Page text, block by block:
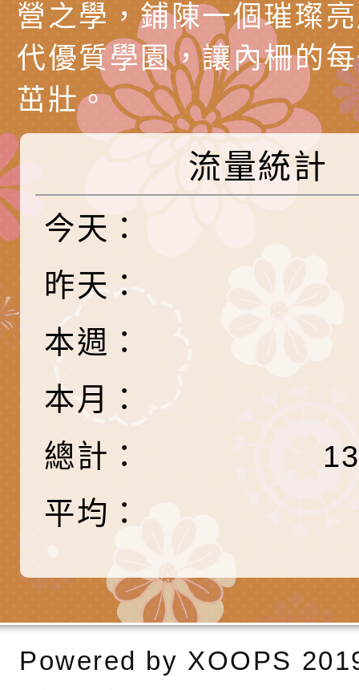
關懷計畫」說明1份
「115年度『視界同
庭支持與分享系列講
場線上座談會」活動
「小桃家3月課程資
檢送本府新聞處115
安全宣導標語播放表
宣導影像素材
檢送行政院新聞傳播
月份公共服務政策溝
其合輯一覽表1份（
https://reurl.cc/
檢送桃園市立慈文國
「115學年度體育班
函轉有關司法院辦理
制度宣導活動
財團法人人本教育文
擬舉辦『教出會思考
孩-2026森林小學巡
向AI對親子關係的挑
桃園市八德區大成國
辦「桃園市115學年
藝術才能音樂班鑑定
長說明會
有關本局製作本市「
站學生心理關懷平臺
桃園市平鎮區忠貞國
辦「桃園市115學年
藝術才能國樂班鑑定
長說明會
轉知國立高雄師範大
「2026全國特殊教
學術研討會」暨徵稿
函轉內政部檢送修正
反詐宣導影片連結一
函轉內政部為強化社
詐知能及宣導檢察官
官制度中協助被害人
檢送本市馬祖新村眷
區「馬村設計實驗室
信誼基金會於3／14
育兒中找回內在安定
心怡心理師主講】線
座
下簡稱輔諮中心)辦
上半年高國中小學學
生諮詢服務
檢送「桃園市特殊教
緒及行為問題支持資
114學年度第2學期
檢送桃園市政府LCD
（圖）片
檢送桃園市政府LED
營之學，鋪陳一個璀璨
代優質學園，讓內柵的
茁壯。
流量統計
今天：
昨天：
本週：
本月：
總計：
平均：
Powered by XOOPS